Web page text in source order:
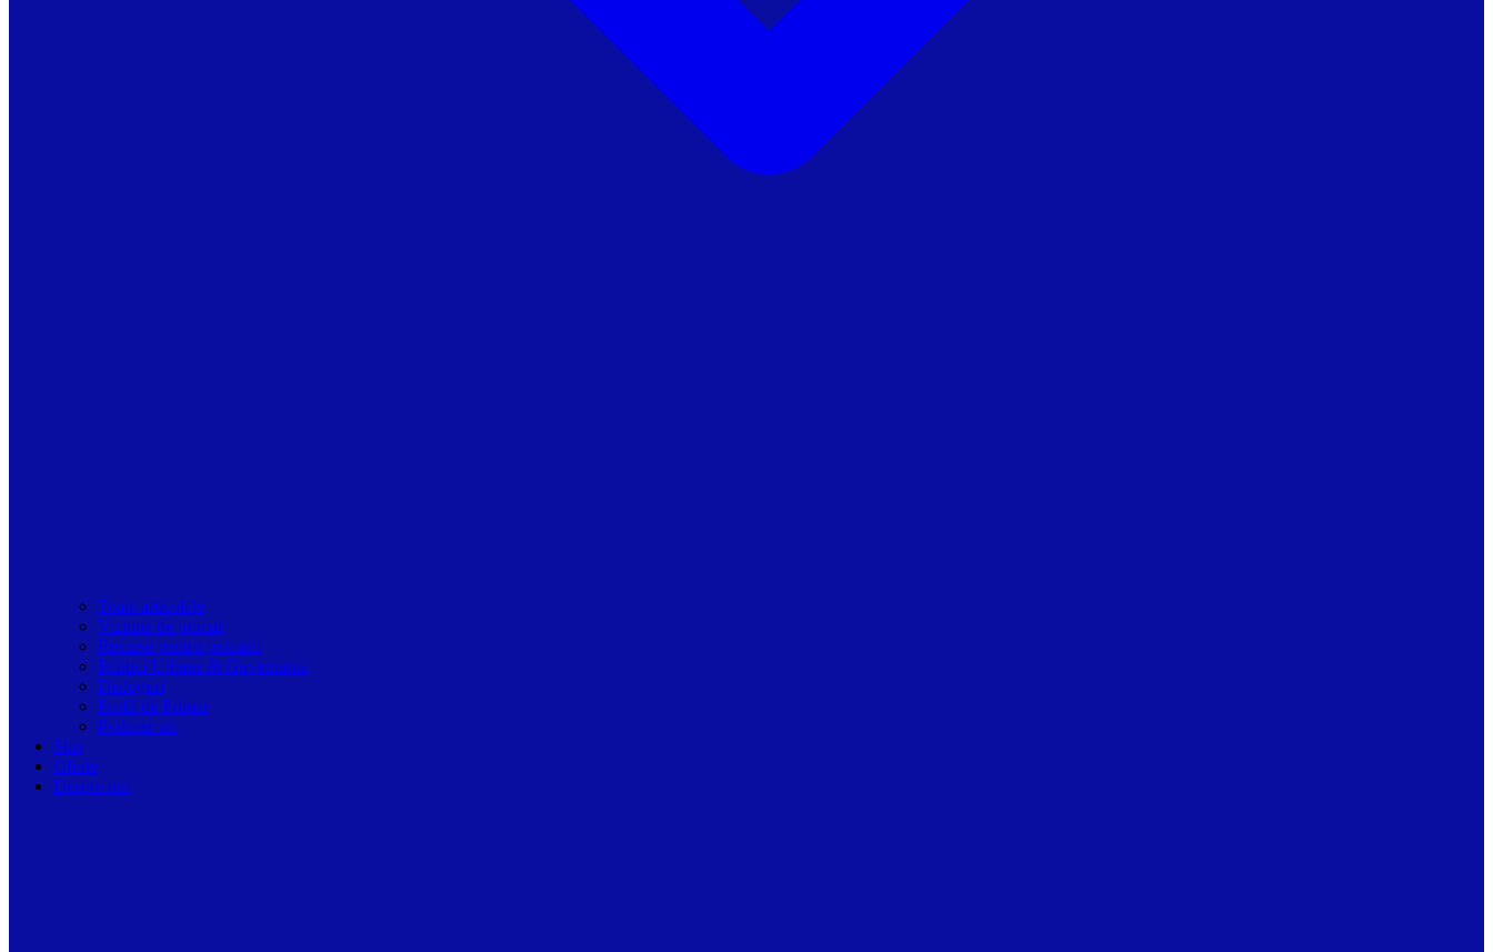
Toate articolele
Viziune de primar
Resurse pentru primarii
Politici Urbane & Guvernanta
Dialoguri
Profil de Primar
Podcast-uri
Stiri
Oferte
Despre noi